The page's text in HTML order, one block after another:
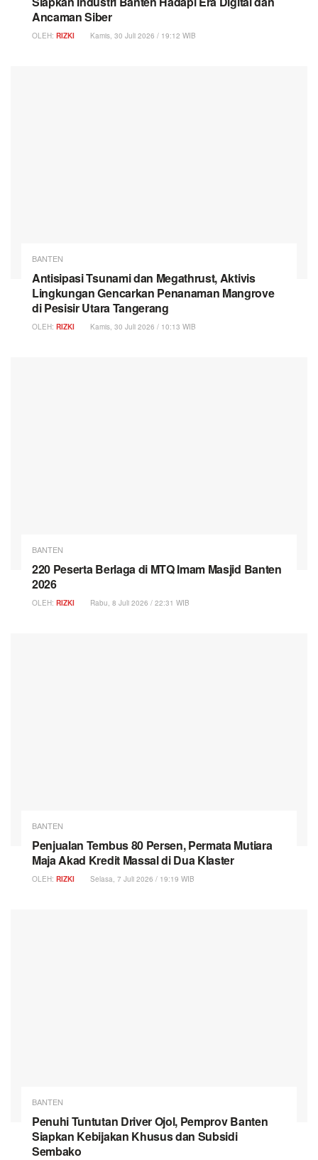
Ancaman Siber
OLEH: RIZKI Kamis, 30 Juli 2026 / 19:12 WIB
BANTEN
Antisipasi Tsunami dan Megathrust, Aktivis
Lingkungan Gencarkan Penanaman Mangrove
di Pesisir Utara Tangerang
OLEH: RIZKI Kamis, 30 Juli 2026 / 10:13 WIB
BANTEN
220 Peserta Berlaga di MTQ Imam Masjid Banten
2026
OLEH: RIZKI Rabu, 8 Juli 2026 / 22:31 WIB
BANTEN
Penjualan Tembus 80 Persen, Permata Mutiara
Maja Akad Kredit Massal di Dua Klaster
OLEH: RIZKI Selasa, 7 Juli 2026 / 19:19 WIB
BANTEN
Penuhi Tuntutan Driver Ojol, Pemprov Banten
Siapkan Kebijakan Khusus dan Subsidi
Sembako